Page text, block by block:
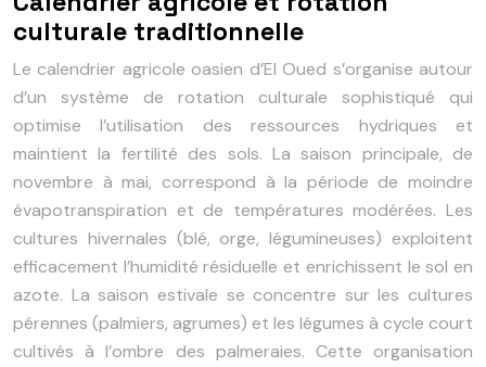
culturale traditionnelle
Le calendrier agricole oasien d’El Oued s’organise autour
d’un système de rotation culturale sophistiqué qui
optimise l’utilisation des ressources hydriques et
maintient la fertilité des sols. La saison principale, de
novembre à mai, correspond à la période de moindre
évapotranspiration et de températures modérées. Les
cultures hivernales (blé, orge, légumineuses) exploitent
efficacement l’humidité résiduelle et enrichissent le sol en
azote. La saison estivale se concentre sur les cultures
pérennes (palmiers, agrumes) et les légumes à cycle court
cultivés à l’ombre des palmeraies. Cette organisation